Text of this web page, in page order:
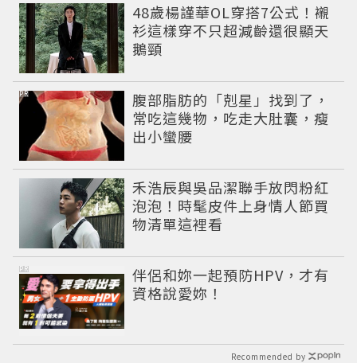
48歲楊謹華OL穿搭7公式！襯
衫這樣穿不只超減齡還很顯天
鵝頸
腹部脂肪的「剋星」找到了，
常吃這幾物，吃走大肚囊，瘦
出小蠻腰
PR
禾浩辰與吳品潔聯手放閃粉紅
泡泡！時髦皮件上身情人節買
物清單這裡看
伴侶和妳一起預防HPV，才有
資格說愛妳！
PR
Recommended by